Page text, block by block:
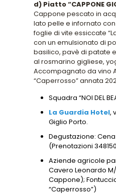
d) Piatto “CAPPONE
Cappone pescato in
lato pelle e infornato
foglie di vite essiccate
con un emulsionato di
basilico, pavè di patate
al rosmarino gigliese,
Accompagnato da vino
“Caperrosso” annata
Squadra “NOI DEL
La Guardia Hotel,
Giglio Porto.
Degustazione:
(Prenotazioni
Aziende agricole
Cavero Leonardo
Cappone);
“Caperrosso”)